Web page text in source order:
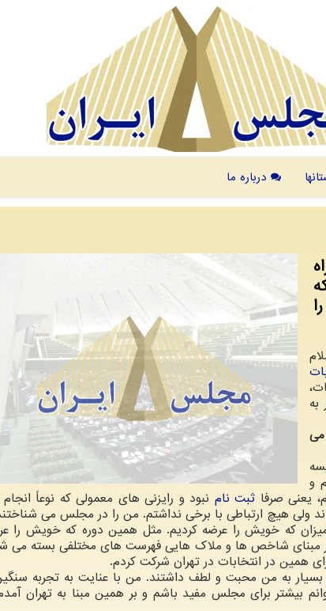
درباره ما
می
و
یعنی صرفا ثبت نام نبود و رایزنی های معمولی که نوعاً
ولی هیچ ارتباطی با برخی نداشتم. من را در مجلس می
که خویش را عرضه کردیم. مثل همین دوره که خویش را
بر مبنای شاخص ها و ملاک هایی فهرست های مختلفی بسته می
همین در انتخابات در تهران شرکت کردم.
نماینده بودم، مردم بسیار به من محبت و لطف داشتند. من با عنایت به تجربه
بیشتر برای مجلس مفید باشم و بر همین مبنا به تهران